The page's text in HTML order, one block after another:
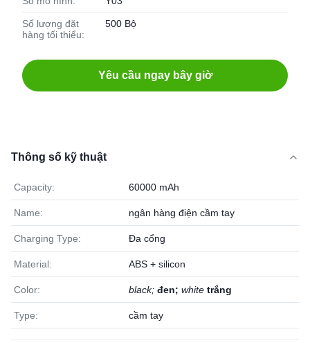
Số lượng đặt
hàng tối thiểu:
500 Bộ
Yêu cầu ngay bây giờ
Thông số kỹ thuật
Capacity: 60000 mAh
Name: ngân hàng điện cầm tay
Charging Type: Đa cổng
Material: ABS + silicon
Color: black; đen; white trắng
Type: cầm tay